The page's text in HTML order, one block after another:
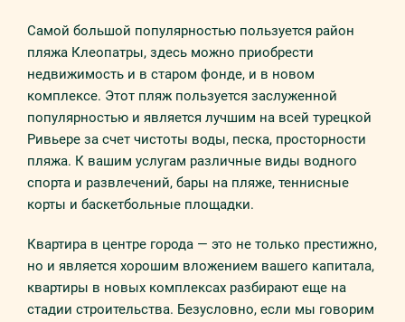
Самой большой популярностью пользуется район
пляжа Клеопатры, здесь можно приобрести
недвижимость и в старом фонде, и в новом
комплексе. Этот пляж пользуется заслуженной
популярностью и является лучшим на всей турецкой
Ривьере за счет чистоты воды, песка, просторности
пляжа. К вашим услугам различные виды водного
спорта и развлечений, бары на пляже, теннисные
корты и баскетбольные площадки.
Квартира в центре города — это не только престижно,
но и является хорошим вложением вашего капитала,
квартиры в новых комплексах разбирают еще на
стадии строительства. Безусловно, если мы говорим